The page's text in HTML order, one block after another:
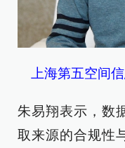
上海第五空间
朱易翔表示，数
取来源的合规性